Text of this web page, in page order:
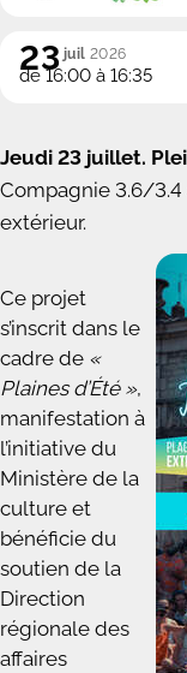
23juil 2026
de 16:00 à 16:35
Jeudi 23 juillet.
Compagnie 3.6/3.4
extérieur.
Ce projet
s’inscrit dans le
cadre de «
Plaines d’Été »,
manifestation à
l’initiative du
Ministère de la
culture et
bénéficie du
soutien de la
Direction
régionale des
affaires